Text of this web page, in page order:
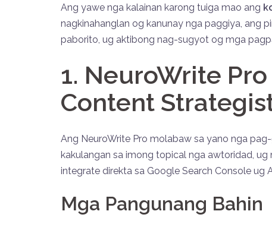
Ang yawe nga kalainan karong tuiga mao ang
nagkinahanglan og kanunay nga paggiya, ang
paborito, ug aktibong nag-sugyot og mga
1. NeuroWrite
Content
Ang NeuroWrite Pro molabaw sa yano nga
kakulangan sa imong topical nga awtoridad,
integrate direkta sa Google Search Console
Mga Pangunang Bahin